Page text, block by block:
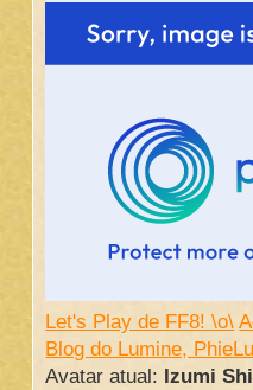
Let's Play de FF8! \o\
Blog do Lumine,
Avatar atual: Izumi